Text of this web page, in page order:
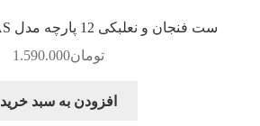
ست فنجان و نعلبکی 12 پارچه مدل PD1146/FKG/YAS
تومان1.590.000
افزودن به سبد خرید